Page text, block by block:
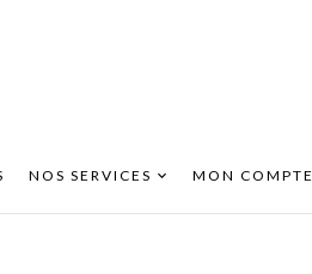
NOS SERVICES MON COMPTE